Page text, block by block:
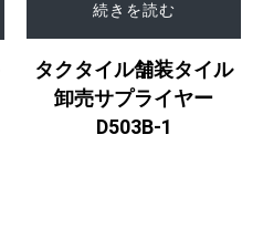
続きを読む
タクタイル舗装タイル
卸売サプライヤー
D503B-1